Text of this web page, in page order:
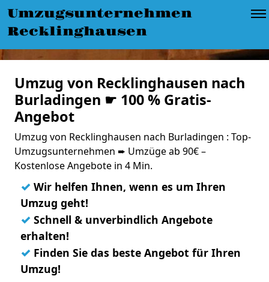
Umzugsunternehmen
Recklinghausen
Umzug von Recklinghausen nach
Burladingen ☛ 100 % Gratis-
Angebot
Umzug von Recklinghausen nach Burladingen : Top-
Umzugsunternehmen ➨ Umzüge ab 90€ –
Kostenlose Angebote in 4 Min.
✓ Wir helfen Ihnen, wenn es um Ihren
Umzug geht!
✓ Schnell & unverbindlich Angebote
erhalten!
✓ Finden Sie das beste Angebot für Ihren
Umzug!